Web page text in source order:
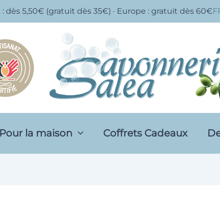
: dès 5,50€ (gratuit dès 35€) · Europe : gratuit dès 60€
Pour la maison Coffrets Cadeaux